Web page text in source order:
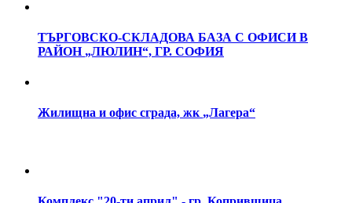
ТЪРГОВСКО-СКЛАДОВА БАЗА С ОФИСИ В
РАЙОН „ЛЮЛИН“, ГР. СОФИЯ
Жилищна и офис сграда, жк „Лагера“